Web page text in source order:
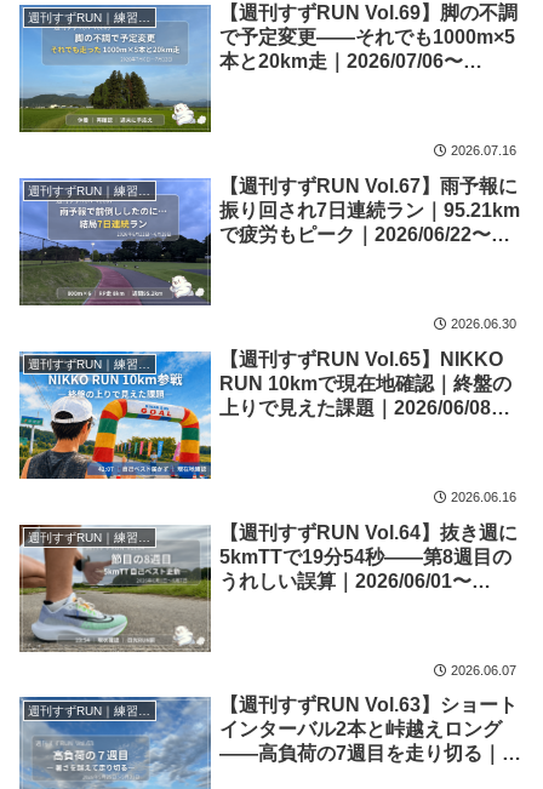
週刊すずRUN｜練習記録
【週刊すずRUN Vol.69】脚の不調
で予定変更――それでも1000m×5
本と20km走｜2026/07/06〜
2026.07.16
週刊すずRUN｜練習記録
【週刊すずRUN Vol.67】雨予報に
振り回され7日連続ラン｜95.21km
で疲労もピーク｜2026/06/22〜
2026.06.30
週刊すずRUN｜練習記録
【週刊すずRUN Vol.65】NIKKO
RUN 10kmで現在地確認｜終盤の
上りで見えた課題｜2026/06/08〜
2026.06.16
【週刊すずRUN Vol.64】抜き週に
5kmTTで19分54秒――第8週目の
うれしい誤算｜2026/06/01〜
2026.06.07
【週刊すずRUN Vol.63】ショート
インターバル2本と峠越えロング
――高負荷の7週目を走り切る｜